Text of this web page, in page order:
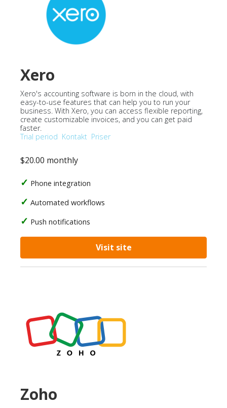
Xero
Xero's accounting software is born in the cloud, with
easy-to-use features that can help you to run your
business. With Xero, you can access flexible reporting,
create customizable invoices, and you can get paid
faster.
Trial period Kontakt Priser
$20.00 monthly
Phone integration
Automated workflows
Push notifications
Visit site
Zoho